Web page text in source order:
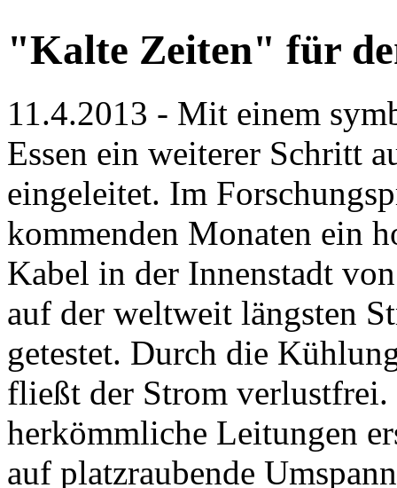
"Kalte Zeiten" für
11.4.2013 - Mit einem
Essen ein weiterer Schritt
eingeleitet. Im
kommenden Monaten ein
Kabel in der Innenstadt
auf der weltweit längsten
getestet. Durch die
fließt der Strom
herkömmliche Leitungen
auf platzraubende